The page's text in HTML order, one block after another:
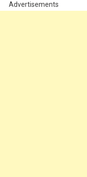
Advertisements